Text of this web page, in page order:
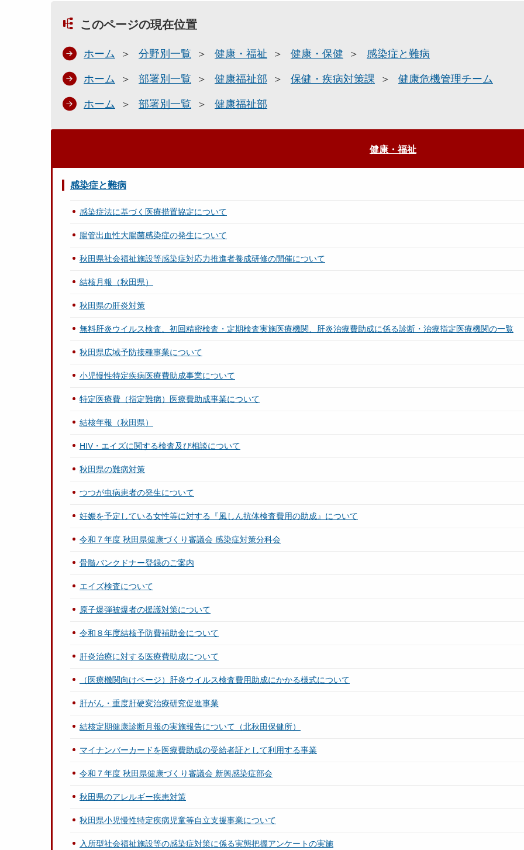
このページの現在位置
ホーム 分野別一覧 健康・福祉 健康・保健 感染症と難病
ホーム 部署別一覧 健康福祉部 保健・疾病対策課 健康危機管理チーム
ホーム 部署別一覧 健康福祉部
健康・福祉
感染症と難病
感染症法に基づく医療措置協定について
腸管出血性大腸菌感染症の発生について
秋田県社会福祉施設等感染症対応力推進者養成研修の開催について
結核月報（秋田県）
秋田県の肝炎対策
無料肝炎ウイルス検査、初回精密検査・定期検査実施医療機関、肝炎治療費助成に係る診断・治療指定医療機関の一覧
秋田県広域予防接種事業について
小児慢性特定疾病医療費助成事業について
特定医療費（指定難病）医療費助成事業について
結核年報（秋田県）
HIV・エイズに関する検査及び相談について
秋田県の難病対策
つつが虫病患者の発生について
妊娠を予定している女性等に対する『風しん抗体検査費用の助成』について
令和７年度 秋田県健康づくり審議会 感染症対策分科会
骨髄バンクドナー登録のご案内
エイズ検査について
原子爆弾被爆者の援護対策について
令和８年度結核予防費補助金について
肝炎治療に対する医療費助成について
（医療機関向けページ）肝炎ウイルス検査費用助成にかかる様式について
肝がん・重度肝硬変治療研究促進事業
結核定期健康診断月報の実施報告について（北秋田保健所）
マイナンバーカードを医療費助成の受給者証として利用する事業
令和７年度 秋田県健康づくり審議会 新興感染症部会
秋田県のアレルギー疾患対策
秋田県小児慢性特定疾病児童等自立支援事業について
入所型社会福祉施設等の感染症対策に係る実態把握アンケートの実施